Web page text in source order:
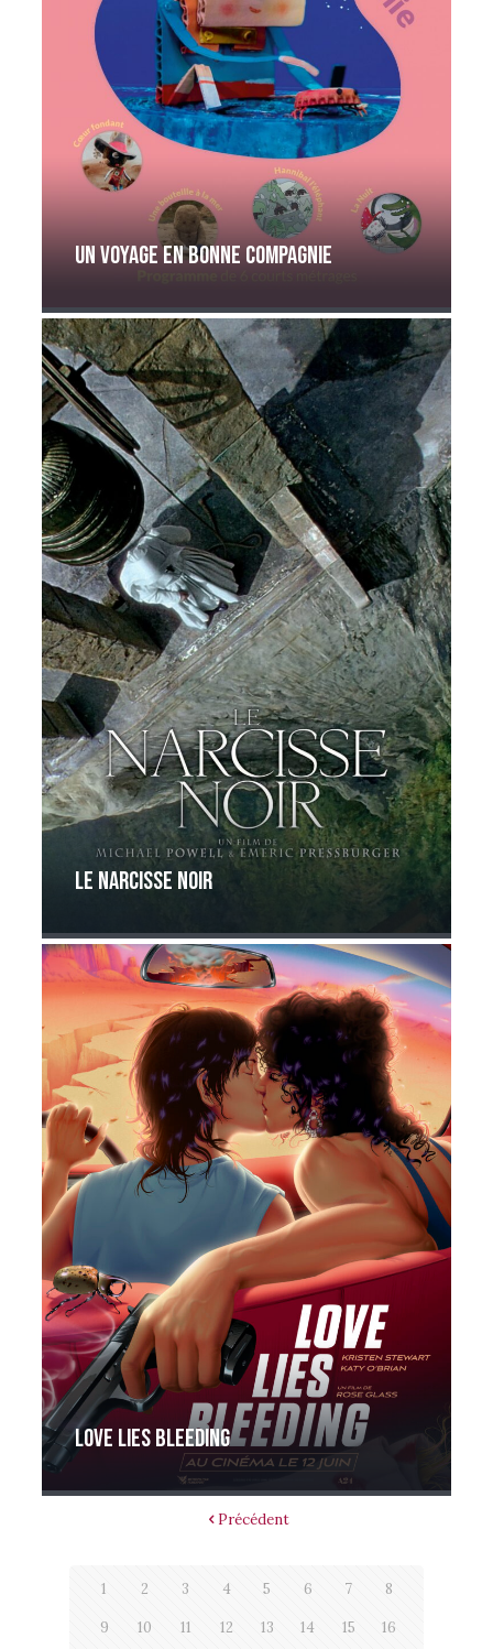
Un voyage en bonne compagnie
Le narcisse noir
Love Lies Bleeding
Précédent
1 2 3 4 5 6 7 8
9 10 11 12 13 14 15 16